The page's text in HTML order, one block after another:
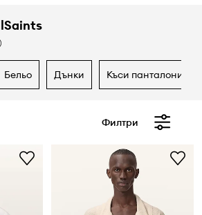
бельо дънки къси панталони
Филтри